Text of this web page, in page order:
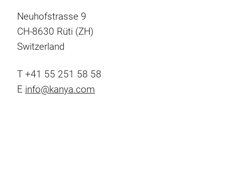
Neuhofstrasse 9
CH-8630 Rüti (ZH)
Switzerland
T +41 55 251 58 58
E info@kanya.com